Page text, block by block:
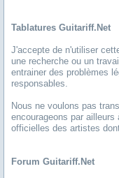
Tablatures Guitariff.net
J'accepte de n'utiliser
une recherche ou un
entrainer des problèmes
responsables.
Nous ne voulons pas
encourageons par
officielles des artistes
Forum Guitariff.net